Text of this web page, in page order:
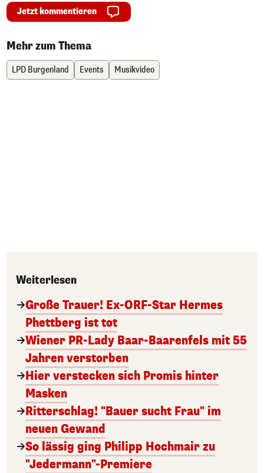
Jetzt kommentieren
Mehr zum Thema
LPD Burgenland Events Musikvideo
Weiterlesen
Große Trauer! Ex-ORF-Star Hermes
Phettberg ist tot
Wiener PR-Lady Baar-Baarenfels mit 55
Jahren verstorben
Hier verstecken sich Promis hinter
Masken
Ritterschlag! "Bauer sucht Frau" im
neuen Gewand
So lässig ging Philipp Hochmair zu
"Jedermann"-Premiere